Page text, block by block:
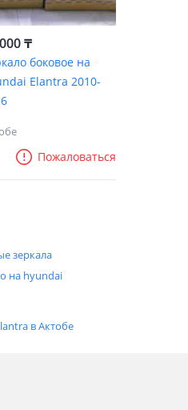
₸
боковое на
Elantra 2010-
Пожаловаться
зеркала
на hyundai
в Актобе